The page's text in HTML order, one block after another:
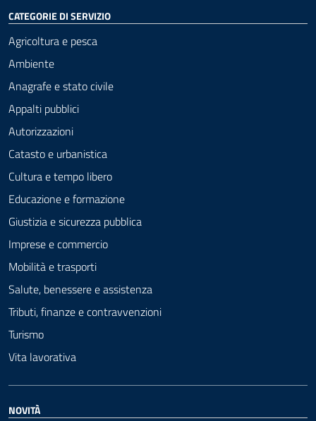
CATEGORIE DI SERVIZIO
Agricoltura e pesca
Ambiente
Anagrafe e stato civile
Appalti pubblici
Autorizzazioni
Catasto e urbanistica
Cultura e tempo libero
Educazione e formazione
Giustizia e sicurezza pubblica
Imprese e commercio
Mobilità e trasporti
Salute, benessere e assistenza
Tributi, finanze e contravvenzioni
Turismo
Vita lavorativa
NOVITÀ